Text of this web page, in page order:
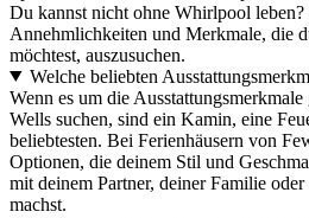
Du kannst nicht ohne Whirlpool
Annehmlichkeiten und Merkmale, die
möchtest, auszusuchen.
Welche beliebten
Wenn es um die
Wells suchen, sind ein Kamin, eine
beliebtesten. Bei Ferienhäusern von
Optionen, die deinem Stil und
mit deinem Partner, deiner Familie
machst.